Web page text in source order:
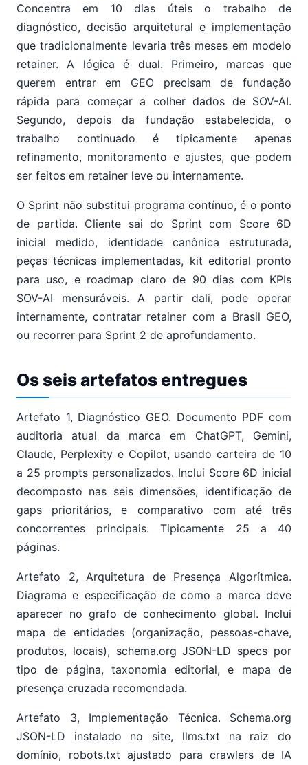
Concentra em 10 dias úteis o trabalho de
diagnóstico, decisão arquitetural e implementação
que tradicionalmente levaria três meses em modelo
retainer. A lógica é dual. Primeiro, marcas que
querem entrar em GEO precisam de fundação
rápida para começar a colher dados de SOV-AI.
Segundo, depois da fundação estabelecida, o
trabalho continuado é tipicamente apenas
refinamento, monitoramento e ajustes, que podem
ser feitos em retainer leve ou internamente.
O Sprint não substitui programa contínuo, é o ponto
de partida. Cliente sai do Sprint com Score 6D
inicial medido, identidade canônica estruturada,
peças técnicas implementadas, kit editorial pronto
para uso, e roadmap claro de 90 dias com KPIs
SOV-AI mensuráveis. A partir dali, pode operar
internamente, contratar retainer com a Brasil GEO,
ou recorrer para Sprint 2 de aprofundamento.
Os seis artefatos entregues
Artefato 1, Diagnóstico GEO. Documento PDF com
auditoria atual da marca em ChatGPT, Gemini,
Claude, Perplexity e Copilot, usando carteira de 10
a 25 prompts personalizados. Inclui Score 6D inicial
decomposto nas seis dimensões, identificação de
gaps prioritários, e comparativo com até três
concorrentes principais. Tipicamente 25 a 40
páginas.
Artefato 2, Arquitetura de Presença Algorítmica.
Diagrama e especificação de como a marca deve
aparecer no grafo de conhecimento global. Inclui
mapa de entidades (organização, pessoas-chave,
produtos, locais), schema.org JSON-LD specs por
tipo de página, taxonomia editorial, e mapa de
presença cruzada recomendada.
Artefato 3, Implementação Técnica. Schema.org
JSON-LD instalado no site, llms.txt na raiz do
domínio, robots.txt ajustado para crawlers de IA